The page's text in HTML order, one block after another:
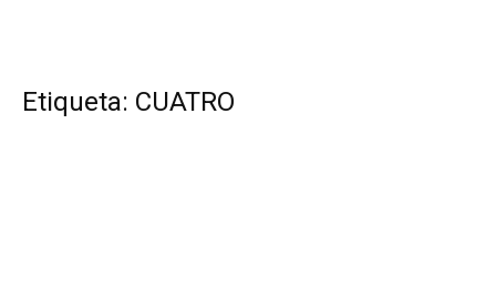
Etiqueta: CUATRO